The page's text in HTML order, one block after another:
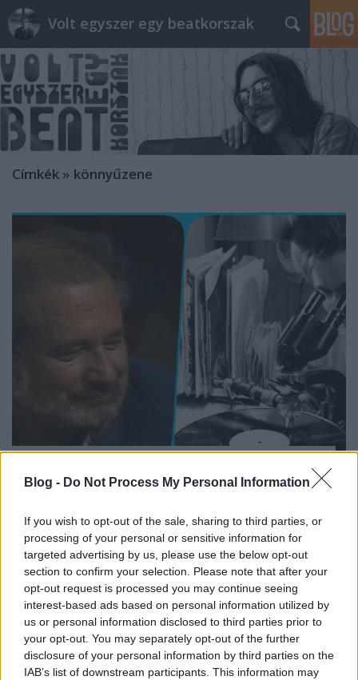
Blog - Do Not Process My Personal Information
If you wish to opt-out of the sale, sharing to third parties, or
processing of your personal or sensitive information for
targeted advertising by us, please use the below opt-out
section to confirm your selection. Please note that after your
opt-out request is processed you may continue seeing
interest-based ads based on personal information utilized by
us or personal information disclosed to third parties prior to
your opt-out. You may separately opt-out of the further
disclosure of your personal information by third parties on the
IAB’s list of downstream participants. This information may
Volt egyszer egy beatkorszak
Címkék » könnyűzene
Négyszögletű kerek Erdős – 100 éve
született Erdős Péter
Ma lenne 100 éves Erdős Péter. A „popcézár”, a
rendszerváltás előtti magyar popzene élet-halál ura.
Sokan tisztelték, mások félték, megint mások
gyűlölték. Sőt, az internet tanúsága szerint ezek az
érzések máig sem múltak. Van, aki hálás a
támogatásáért, más az ő számlájára írja a
sikertelenségét.…